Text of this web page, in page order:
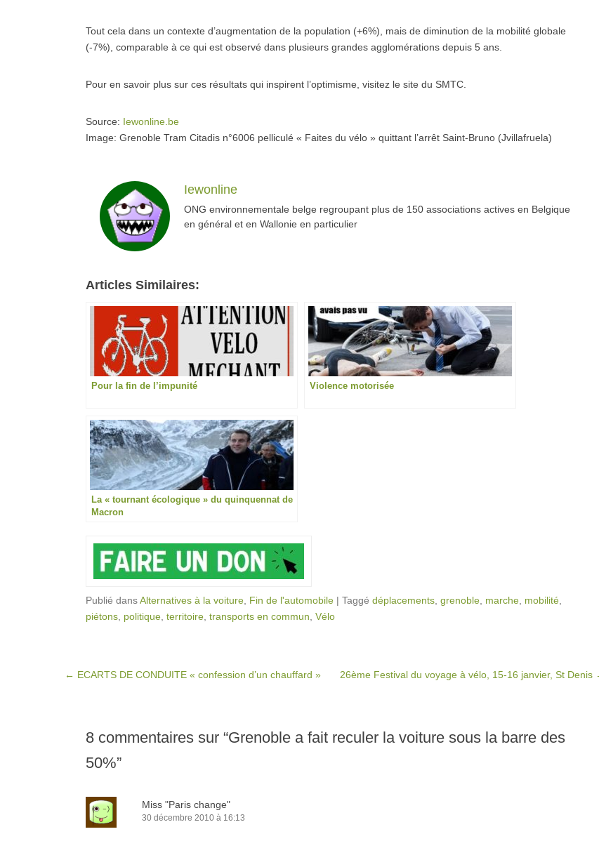
Tout cela dans un contexte d’augmentation de la population (+6%), mais de diminution de la mobilité globale
(-7%), comparable à ce qui est observé dans plusieurs grandes agglomérations depuis 5 ans.
Pour en savoir plus sur ces résultats qui inspirent l’optimisme, visitez le site du SMTC.
Source: Iewonline.be
Image: Grenoble Tram Citadis n°6006 pelliculé « Faites du vélo » quittant l’arrêt Saint-Bruno (Jvillafruela)
Iewonline
ONG environnementale belge regroupant plus de 150 associations actives en Belgique
en général et en Wallonie en particulier
Articles Similaires:
Pour la fin de l’impunité Violence motorisée
La « tournant écologique » du quinquennat de
Macron
Publié dansAlternatives à la voiture Fin de l'automobile | Taggé déplacements grenoble marche mobilité
piétons politique territoire transports en commun Vélo
Post navigation
← ECARTS DE CONDUITE « confession d’un chauffard » 26ème Festival du voyage à vélo, 15-16 janvier, St Denis
8 commentaires sur “Grenoble a fait reculer la voiture sous la barre des
50%”
Miss "Paris change"
30 décembre 2010 à 16:13